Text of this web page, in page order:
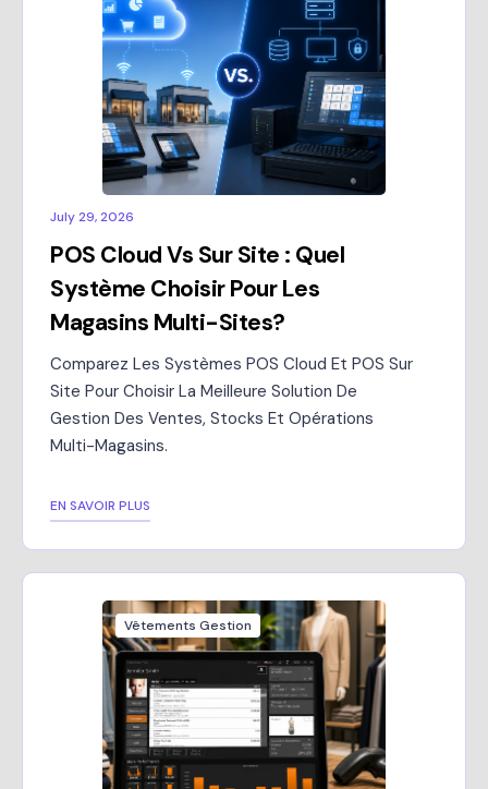
July 29, 2026
POS Cloud Vs Sur Site : Quel
Système Choisir Pour Les
Magasins Multi-Sites?
Comparez Les Systèmes POS Cloud Et POS Sur
Site Pour Choisir La Meilleure Solution De
Gestion Des Ventes, Stocks Et Opérations
Multi-Magasins.
EN SAVOIR PLUS
Vêtements Gestion